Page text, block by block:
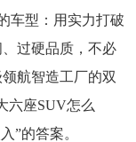
车型：用实力打破
过硬品质，不必
航智造工厂的双
六座SUV怎么
”的答案。